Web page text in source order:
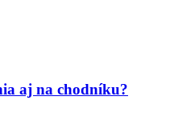
aj na chodníku?